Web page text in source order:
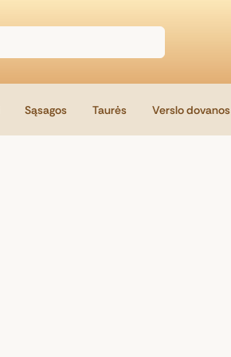
Sąsagos Taurės Verslo dovanos